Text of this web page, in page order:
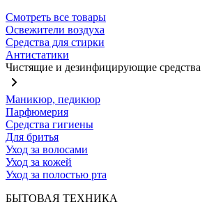
Смотреть все товары
Освежители воздуха
Средства для стирки
Антистатики
Чистящие и дезинфицирующие средства
Маникюр, педикюр
Парфюмерия
Средства гигиены
Для бритья
Уход за волосами
Уход за кожей
Уход за полостью рта
БЫТОВАЯ ТЕХНИКА